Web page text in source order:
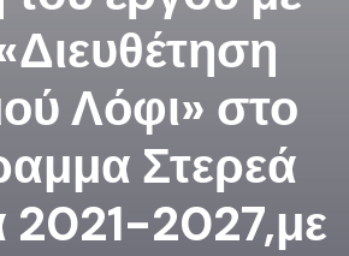
Λόφι» στο
Στερεά
2021-2027,με